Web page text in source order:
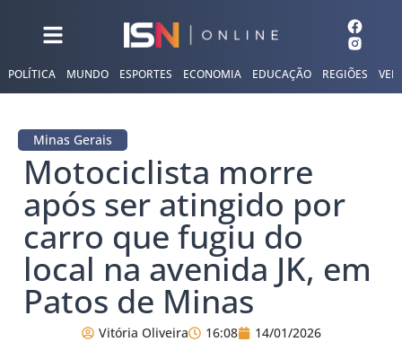
POLÍTICA MUNDO ESPORTES ECONOMIA EDUCAÇÃO REGIÕES
Minas Gerais
Motociclista morre
após ser atingido por
carro que fugiu do
local na avenida JK, em
Patos de Minas
Vitória Oliveira 16:08 14/01/2026